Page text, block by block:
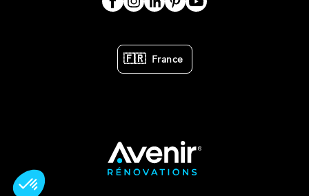
🇫🇷 France